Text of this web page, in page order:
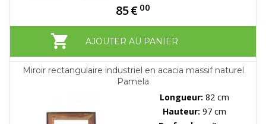
85€ 00
AJOUTER AU PANIER
Miroir rectangulaire industriel en acacia massif naturel
Pamela
Longueur: 82 cm
Hauteur: 97 cm